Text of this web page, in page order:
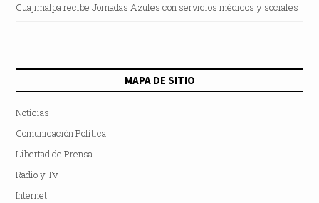
Cuajimalpa recibe Jornadas Azules con servicios médicos y sociales
MAPA DE SITIO
Noticias
Comunicación Política
Libertad de Prensa
Radio y Tv
Internet